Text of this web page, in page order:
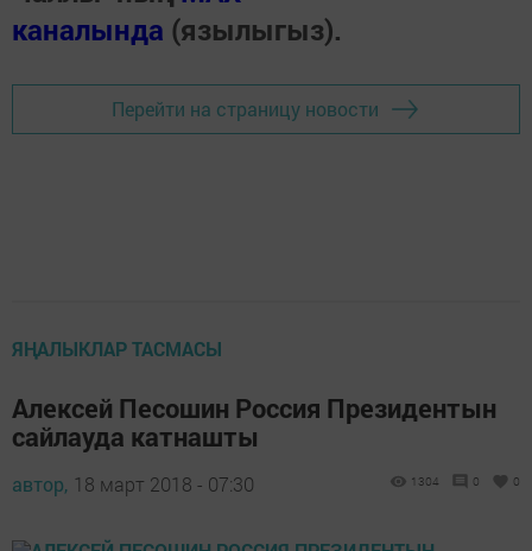
каналында (язылыгыз).
Перейти на страницу новости
ЯҢАЛЫКЛАР ТАСМАСЫ
Алексей Песошин Россия Президентын
сайлауда катнашты
автор, 18 март 2018 - 07:30 1304 0 0